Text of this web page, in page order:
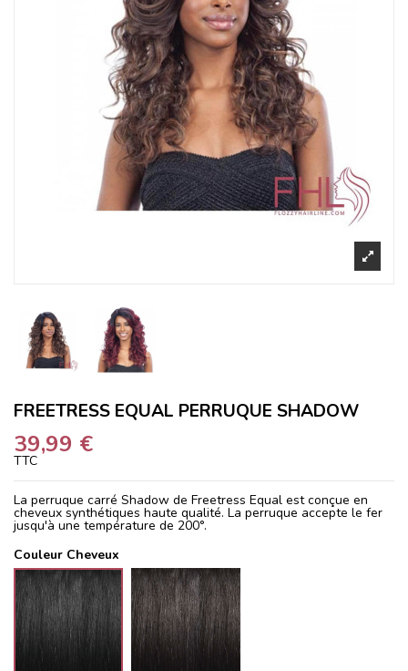
FREETRESS EQUAL PERRUQUE SHADOW
39,99 €
TTC
La perruque carré Shadow de Freetress Equal est conçue en
cheveux synthétiques haute qualité. La perruque accepte le fer
jusqu'à une température de 200°.
Couleur Cheveux
1
1B